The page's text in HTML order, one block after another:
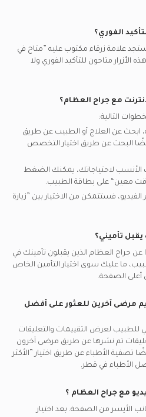
الفوري؟
علامة زرقاء مكتوب عليه ”متاح في
الأزرار متاحون للتأكيد الفوري ولا
مع جراح العظام؟
التالية:
ابحث عن العلاج أو الطبيب عن طريق
البحث عن طريق اختيار التخصص
الأنسب لاحتياجاتك، يمكنك الضغط
وقت معين“ على بطاقة الطبيب.
الفيديو، فستتمكن من الاختيار بين ”زيارة
تأميني؟
عن جراح العظام الذين يقبلون تأمينك في
ما عليك سوى اختيار التأمين الخاص
أعلى الصفحة.
مرضى آخرين للعثور على أفضل
لعرض التقييمات والتعليقات
تم نشرها عن طريق مرضى آخرون
تصفية الأطباء عن طريق اختيار ”الأكثر
الأطباء في قطر.
مع جراح العظام ؟
الأيسر من الصفحة. بعد اختيار